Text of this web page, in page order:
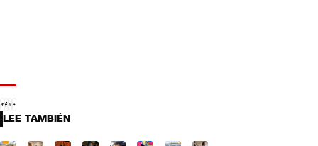
LEE TAMBIÉN